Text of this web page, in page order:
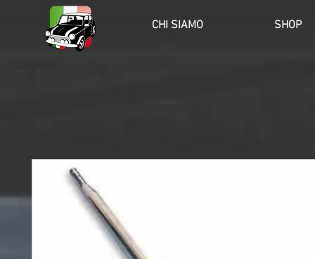
HOME CHI SIAMO SHOP